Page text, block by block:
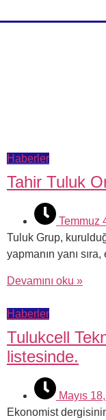
Haberler
Tahir Tuluk
Temmuz
Tuluk Grup,
yapmanın yanı
Devamını oku »
Haberler
Tulukcell
listesinde.
Mayıs
Ekonomist